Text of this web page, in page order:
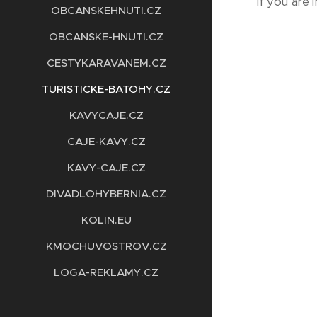
OBCANSKEHNUTI.CZ
OBCANSKE-HNUTI.CZ
CESTYKARAVANEM.CZ
TURISTICKE-BATOHY.CZ
KAVYCAJE.CZ
CAJE-KAVY.CZ
KAVY-CAJE.CZ
DIVADLOHYBERNIA.CZ
KOLIN.EU
KMOCHUVOSTROV.CZ
LOGA-REKLAMY.CZ